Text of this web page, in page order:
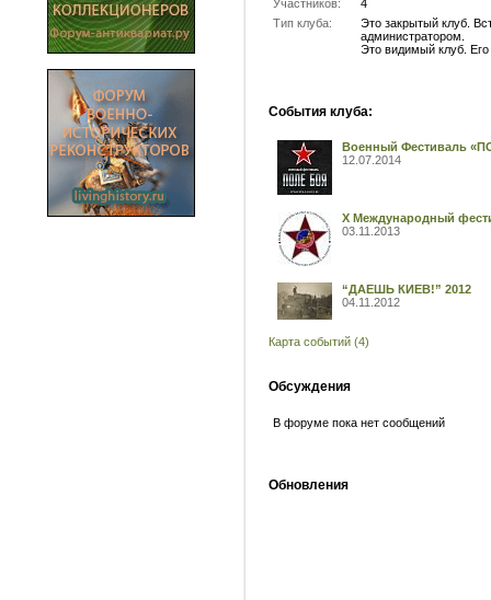
Участников:
4
Тип клуба:
Это закрытый клуб.
администратором.
Это видимый клуб.
События клуба:
Военный Фестиваль
12.07.2014
X Международный
03.11.2013
“ДАЕШЬ КИЕВ!” 2012
04.11.2012
Карта событий (4)
Обсуждения
В форуме пока нет сообщений
Обновления